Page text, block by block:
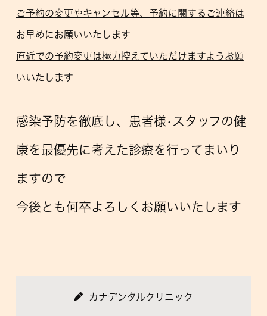
ご予約の変更やキャンセル等、予約に関するご連絡は
お早めにお願いいたします
直近での予約変更は極力控えていただけますようお願
いいたします
感染予防を徹底し、患者様•スタッフの健
康を最優先に考えた診療を行ってまいり
ますので
今後とも何卒よろしくお願いいたします
カナデンタルクリニック